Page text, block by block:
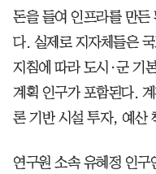
돈을 들여 인프라를 만든
다. 실제로 지자체들은
지침에 따라 도시·군 기
계획 인구가 포함된다.
론 기반 시설 투자, 예산
연구원 소속 유혜정 인